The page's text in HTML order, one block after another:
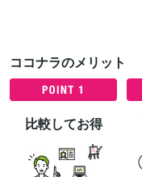
ココナラのメリット
比較してお得